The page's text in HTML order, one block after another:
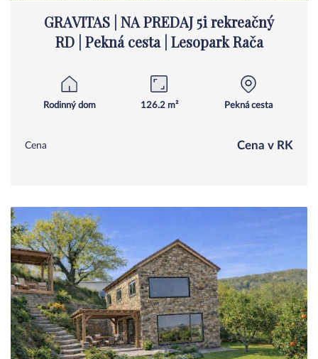
GRAVITAS | NA PREDAJ 5i rekreačný
RD | Pekná cesta | Lesopark Rača
Rodinný dom 126.2 m² Pekná cesta
Cena Cena v RK